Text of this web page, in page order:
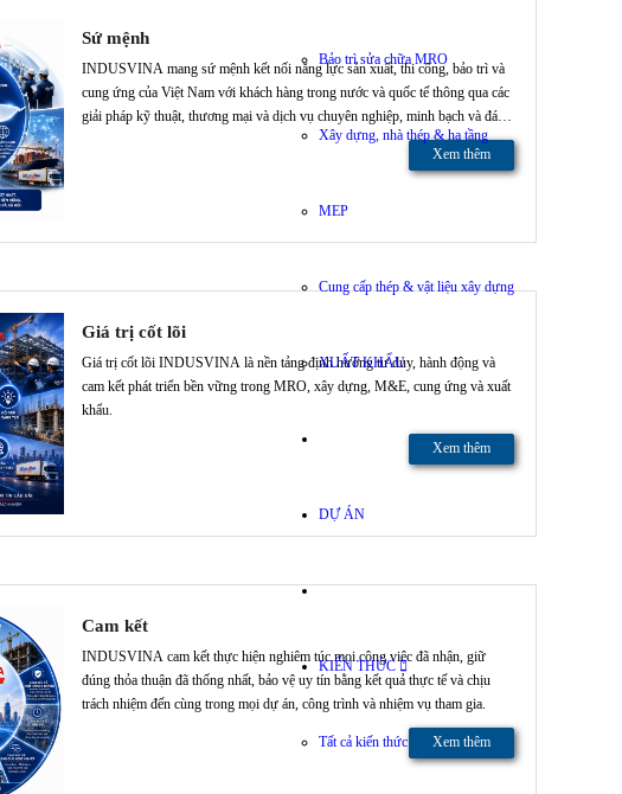
Bảo trì sửa chữa MRO
Xây dựng, nhà thép & hạ tầng
MEP
Cung cấp thép & vật liệu xây dựng
XUẤT KHẨU
DỰ ÁN
KIẾN THỨC
Tất cả kiến thức
Sứ mệnh
INDUSVINA mang sứ mệnh kết nối năng lực sản xuất, thi công, bảo trì và
cung ứng của Việt Nam với khách hàng trong nước và quốc tế thông qua các
giải pháp kỹ thuật, thương mại và dịch vụ chuyên nghiệp, minh bạch và đáng
Xem thêm
Giá trị cốt lõi
Giá trị cốt lõi INDUSVINA là nền tảng định hướng tư duy, hành động và
cam kết phát triển bền vững trong MRO, xây dựng, M&E, cung ứng và xuất
khẩu.
Xem thêm
Cam kết
INDUSVINA cam kết thực hiện nghiêm túc mọi công việc đã nhận, giữ
đúng thỏa thuận đã thống nhất, bảo vệ uy tín bằng kết quả thực tế và chịu
trách nhiệm đến cùng trong mọi dự án, công trình và nhiệm vụ tham gia.
Xem thêm